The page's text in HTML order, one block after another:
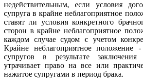
недействительным, если условия
супруга в крайне неблагоприятное
ставят ли условия конкретного
сторон в крайне неблагоприятное
каждом случае судом с учетом
Крайне неблагоприятное положение
супругов в результате заключения
утрачивает право на все или
нажитое супругами в период брака.